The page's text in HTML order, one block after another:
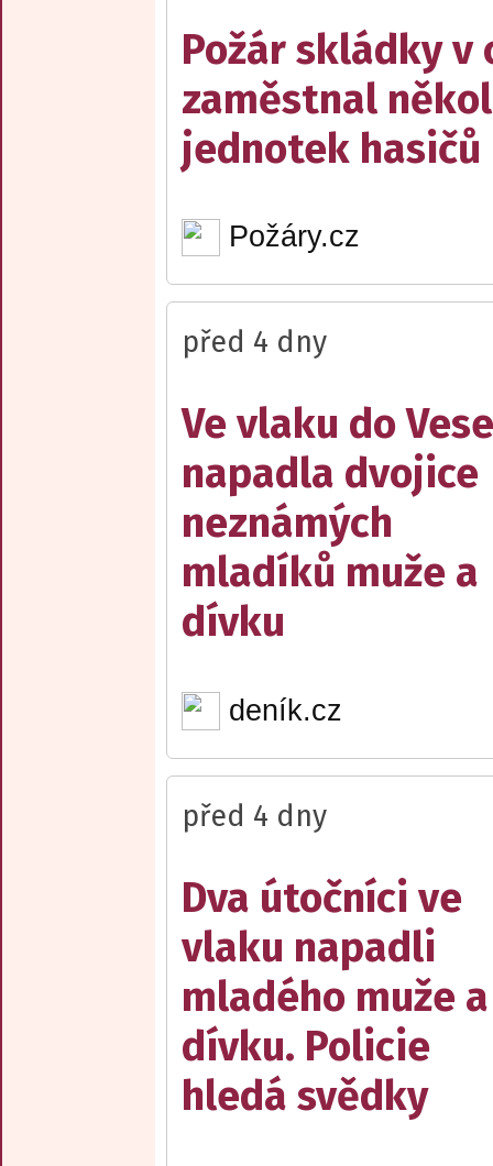
Požár skládky v
zaměstnal
jednotek hasičů
Požáry.cz
před 4 dny
Ve vlaku do
napadla dvojice
neznámých
mladíků muže a
dívku
deník.cz
před 4 dny
Dva útočníci ve
vlaku napadli
mladého muže a
dívku. Policie
hledá svědky